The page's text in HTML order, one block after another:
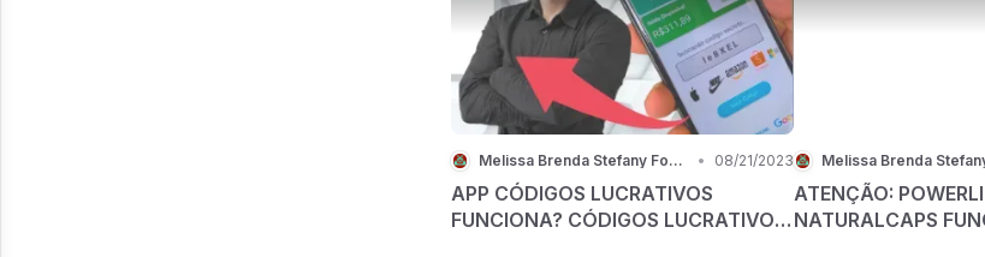
Melissa Brenda Stefany Fogaça • 08/21/2023
APP CÓDIGOS LUCRATIVOS
FUNCIONA? CÓDIGOS LUCRATIVOS
ATENÇÃO:
NATURALCAPS